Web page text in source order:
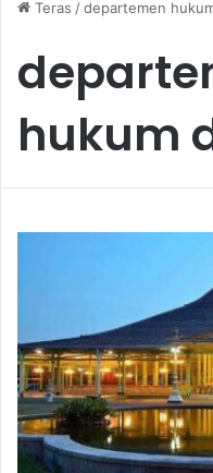
Teras /departemen
hukum